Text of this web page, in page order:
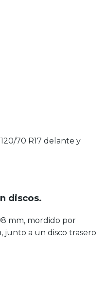
70 R17 delante y
discos.
mm, mordido por
junto a un disco trasero